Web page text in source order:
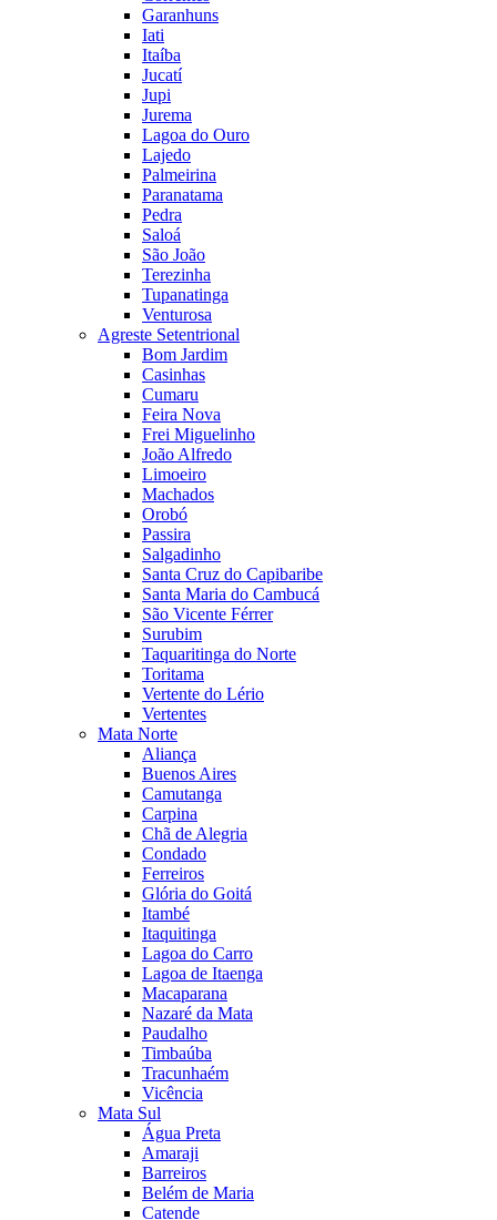
Garanhuns
Iati
Itaíba
Jucatí
Jupi
Jurema
Lagoa do Ouro
Lajedo
Palmeirina
Paranatama
Pedra
Saloá
São João
Terezinha
Tupanatinga
Venturosa
Agreste Setentrional
Bom Jardim
Casinhas
Cumaru
Feira Nova
Frei Miguelinho
João Alfredo
Limoeiro
Machados
Orobó
Passira
Salgadinho
Santa Cruz do Capibaribe
Santa Maria do Cambucá
São Vicente Férrer
Surubim
Taquaritinga do Norte
Toritama
Vertente do Lério
Vertentes
Mata Norte
Aliança
Buenos Aires
Camutanga
Carpina
Chã de Alegria
Condado
Ferreiros
Glória do Goitá
Itambé
Itaquitinga
Lagoa do Carro
Lagoa de Itaenga
Macaparana
Nazaré da Mata
Paudalho
Timbaúba
Tracunhaém
Vicência
Mata Sul
Água Preta
Amaraji
Barreiros
Belém de Maria
Catende